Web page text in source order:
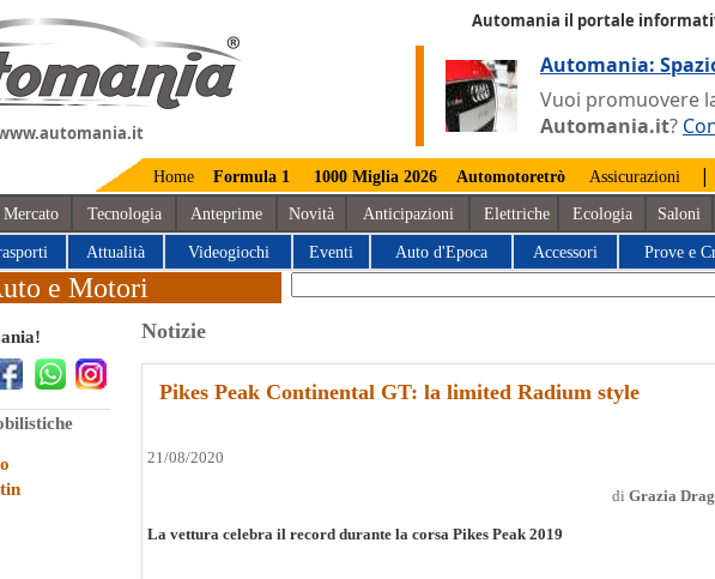
Automania il portale
Automania:
Vuoi promuovere
Automania.it?
Home Formula 1 1000 Miglia 2026 Automotoretrò Assicurazioni |
Mercato Tecnologia Anteprime Novità Anticipazioni Elettriche Ecologia Saloni
Attualità Videogiochi Eventi Auto d'Epoca Accessori Prove e
e Motori
Notizie
Pikes Peak Continental GT: la limited Radium style
21/08/2020
di Grazia
La vettura celebra il record durante la corsa Pikes Peak 2019